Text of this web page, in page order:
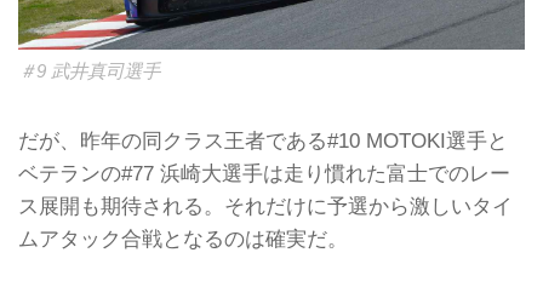
＃9 武井真司選手
だが、昨年の同クラス王者である#10 MOTOKI選手と
ベテランの#77 浜崎大選手は走り慣れた富士でのレー
ス展開も期待される。それだけに予選から激しいタイ
ムアタック合戦となるのは確実だ。